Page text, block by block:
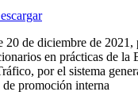
20 de diciembre de 2021,
en prácticas de la
por el sistema
de promoción interna